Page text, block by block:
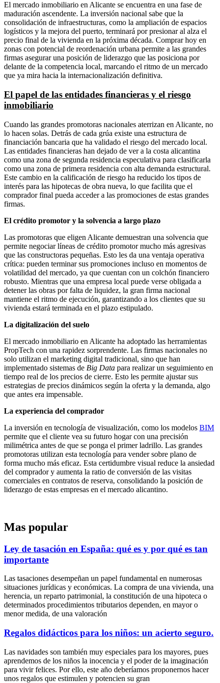
El mercado inmobiliario en Alicante se encuentra en una fase de
maduración ascendente. La inversión nacional sabe que la
consolidación de infraestructuras, como la ampliación de espacios
logísticos y la mejora del puerto, terminará por presionar al alza el
precio final de la vivienda en la próxima década. Comprar hoy en
zonas con potencial de reordenación urbana permite a las grandes
firmas asegurar una posición de liderazgo que las posiciona por
delante de la competencia local, marcando el ritmo de un mercado
que ya mira hacia la internacionalización definitiva.
El papel de las entidades financieras y el riesgo
inmobiliario
Cuando las grandes promotoras nacionales aterrizan en Alicante, no
lo hacen solas. Detrás de cada grúa existe una estructura de
financiación bancaria que ha validado el riesgo del mercado local.
Las entidades financieras han dejado de ver a la costa alicantina
como una zona de segunda residencia especulativa para clasificarla
como una zona de primera residencia con alta demanda estructural.
Este cambio en la calificación de riesgo ha reducido los tipos de
interés para las hipotecas de obra nueva, lo que facilita que el
comprador final pueda acceder a las promociones de estas grandes
firmas.
El crédito promotor y la solvencia a largo plazo
Las promotoras que eligen Alicante demuestran una solvencia que
permite negociar líneas de crédito promotor mucho más agresivas
que las constructoras pequeñas. Esto les da una ventaja operativa
crítica: pueden terminar sus promociones incluso en momentos de
volatilidad del mercado, ya que cuentan con un colchón financiero
robusto. Mientras que una empresa local puede verse obligada a
detener las obras por falta de liquidez, la gran firma nacional
mantiene el ritmo de ejecución, garantizando a los clientes que su
vivienda estará terminada en el plazo estipulado.
La digitalización del suelo
El mercado inmobiliario en Alicante ha adoptado las herramientas
PropTech con una rapidez sorprendente. Las firmas nacionales no
solo utilizan el marketing digital tradicional, sino que han
implementado sistemas de Big Data para realizar un seguimiento en
tiempo real de los precios de cierre. Esto les permite ajustar sus
estrategias de precios dinámicos según la oferta y la demanda, algo
que antes era impensable.
La experiencia del comprador
La inversión en tecnología de visualización, como los modelos BIM
permite que el cliente vea su futuro hogar con una precisión
milimétrica antes de que se ponga el primer ladrillo. Las grandes
promotoras utilizan esta tecnología para vender sobre plano de
forma mucho más eficaz. Esta certidumbre visual reduce la ansiedad
del comprador y aumenta la ratio de conversión de las visitas
comerciales en contratos de reserva, consolidando la posición de
liderazgo de estas empresas en el mercado alicantino.
Mas popular
Ley de tasación en España: qué es y por qué es tan
importante
Las tasaciones desempeñan un papel fundamental en numerosas
situaciones jurídicas y económicas. La compra de una vivienda, una
herencia, un reparto patrimonial, la constitución de una hipoteca o
determinados procedimientos tributarios dependen, en mayor o
menor medida, de una valoración
Regalos didácticos para los niños: un acierto seguro.
Las navidades son también muy especiales para los mayores, pues
aprendemos de los niños la inocencia y el poder de la imaginación
para vivir felices. Por ello, este año deberíamos proponernos hacer
unos regalos que estimulen y potencien su gran